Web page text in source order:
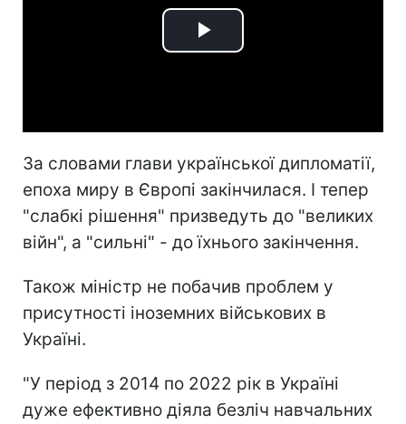
Play
За словами глави української дипломатії,
епоха миру в Європі закінчилася. І тепер
"слабкі рішення" призведуть до "великих
війн", а "сильні" - до їхнього закінчення.
Також міністр не побачив проблем у
присутності іноземних військових в
Україні.
"У період з 2014 по 2022 рік в Україні
дуже ефективно діяла безліч навчальних